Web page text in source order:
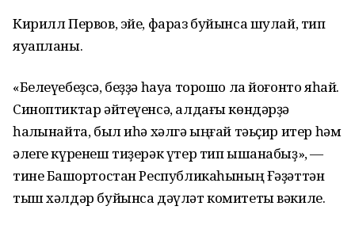
Кирилл Первов, эйе, фараз буйынса шулай, тип
яуапланы.
«Белеүебеҙсә, беҙҙә һауа торошо ла йоғонто яһай.
Синоптиктар әйтеүенсә, алдағы көндәрҙә
һалҡынайта, был иһә хәлгә ыңғай тәьҫир итер һәм
әлеге күренеш тиҙерәк үтер тип ышанабыҙ», —
тине Башҡортостан Республикаһының Ғәҙәттән
тыш хәлдәр буйынса дәүләт комитеты вәкиле.